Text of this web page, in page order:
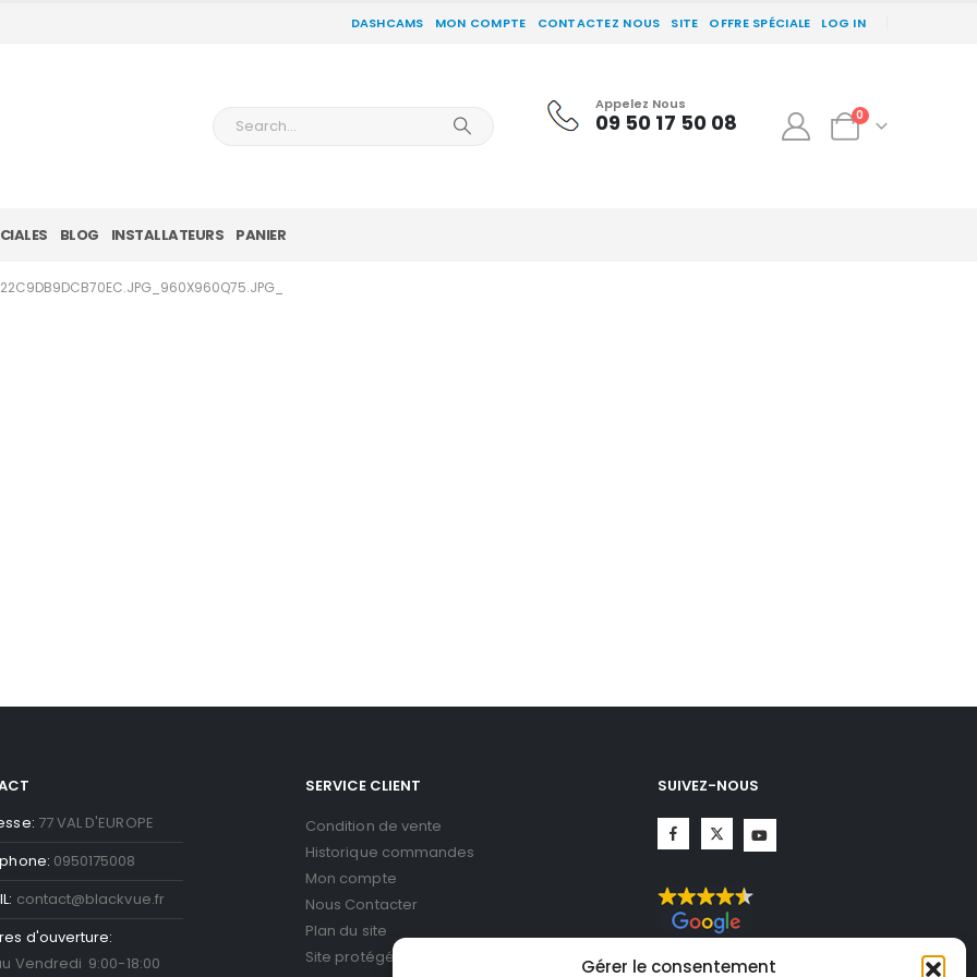
Gérer le consentement
DASHCAMS MON COMPTE CONTACTEZ NOUS SITE OFFRE SPÉCIALE LOG IN
Appelez Nous
09 50 17 50 08 0
BLOG INSTALLATEURS PANIER
77 VAL D'EUROPE
0950175008
contact@blackvue.fr
d'ouverture:
Vendredi 9:00-18:00
SERVICE CLIENT
Condition de vente
Historique commandes
Mon compte
Nous Contacter
Plan du site
Site protégé par reCAPTCHA.
SUIVEZ-NOUS